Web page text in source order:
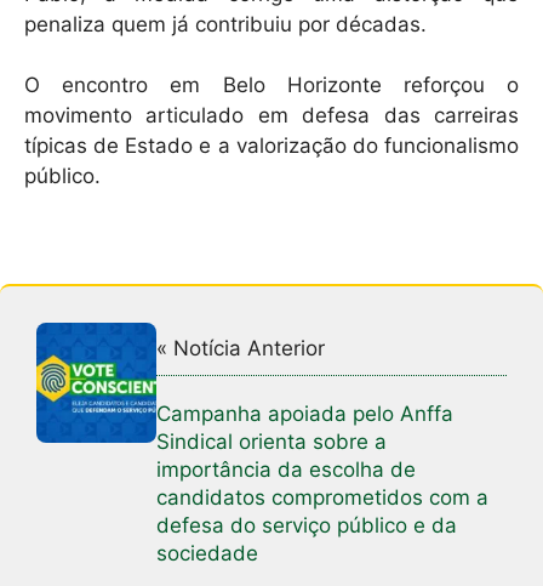
penaliza quem já contribuiu por décadas.
O encontro em Belo Horizonte reforçou o
movimento articulado em defesa das carreiras
típicas de Estado e a valorização do funcionalismo
público.
« Notícia Anterior
Campanha apoiada pelo Anffa
Sindical orienta sobre a
importância da escolha de
candidatos comprometidos com a
defesa do serviço público e da
sociedade